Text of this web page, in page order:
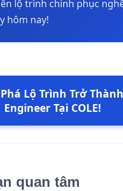
lộ trình chinh phục
hôm nay!
Lộ Trình Trở
Engineer Tại COLE!
quan tâm